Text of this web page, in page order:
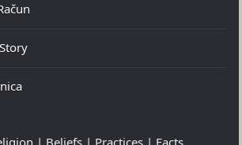
| Beliefs | Practices | Facts